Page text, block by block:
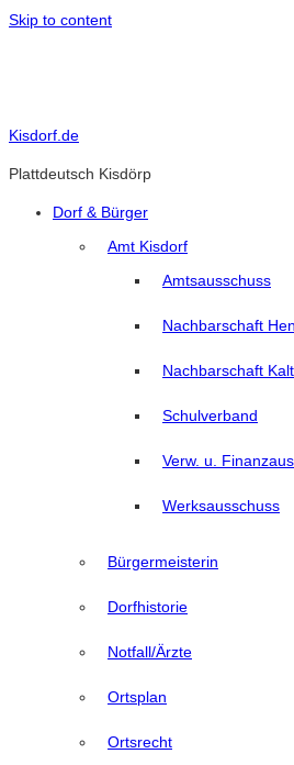
Skip to content
Kisdorf.de
Plattdeutsch Kisdörp
Dorf & Bürger
Amt Kisdorf
Amtsausschuss
Nachbarschaft
Nachbarschaft
Schulverband
Verw. u.
Werksausschuss
Bürgermeisterin
Dorfhistorie
Notfall/Ärzte
Ortsplan
Ortsrecht